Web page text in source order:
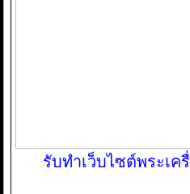
รับทำเว็บไซต์พระเค